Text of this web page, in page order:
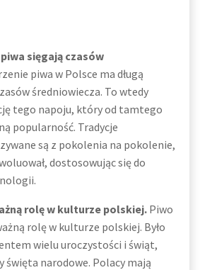
sięgają czasów
piwa w Polsce ma długą
średniowiecza. To wtedy
tego napoju, który od tamtego
popularność. Tradycje
są z pokolenia na pokolenie,
dostosowując się do
rolę w kulturze polskiej. Piwo
rolę w kulturze polskiej. Było
wielu uroczystości i świąt,
święta narodowe. Polacy mają